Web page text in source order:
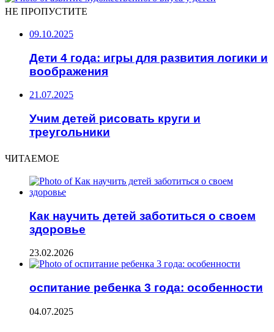
НЕ ПРОПУСТИТЕ
09.10.2025
Дети 4 года: игры для развития логики и
воображения
21.07.2025
Учим детей рисовать круги и
треугольники
ЧИТАЕМОЕ
Как научить детей заботиться о своем
здоровье
23.02.2026
оспитание ребенка 3 года: особенности
04.07.2025